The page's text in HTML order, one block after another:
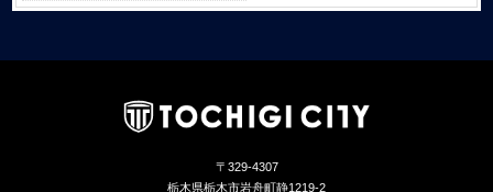
〒329-4307
栃木県栃木市岩舟町静1219-2